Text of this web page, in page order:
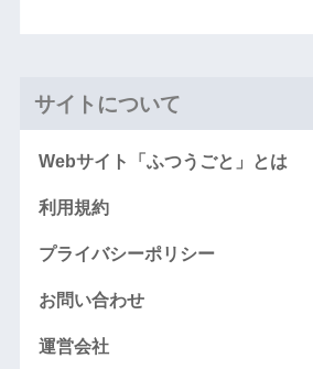
サイトについて
Webサイト「ふつうごと」とは
利用規約
プライバシーポリシー
お問い合わせ
運営会社